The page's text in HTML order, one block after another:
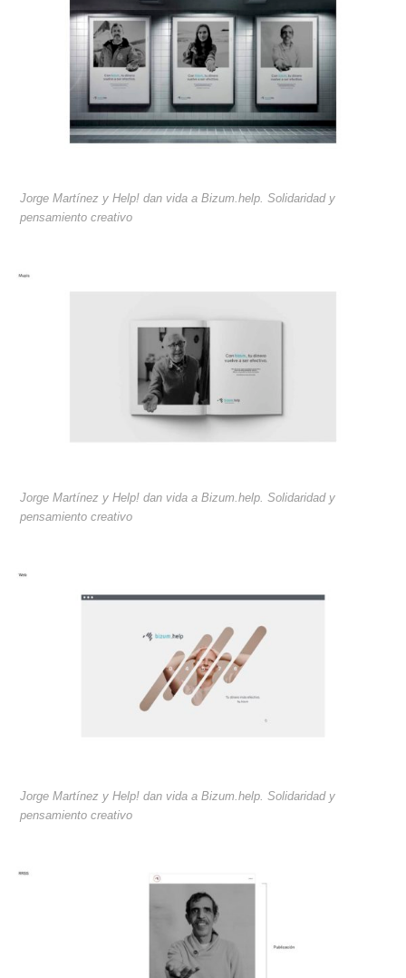
Jorge Martínez y Help! dan vida a Bizum.help. Solidaridad y
pensamiento creativo
Jorge Martínez y Help! dan vida a Bizum.help. Solidaridad y
pensamiento creativo
Jorge Martínez y Help! dan vida a Bizum.help. Solidaridad y
pensamiento creativo